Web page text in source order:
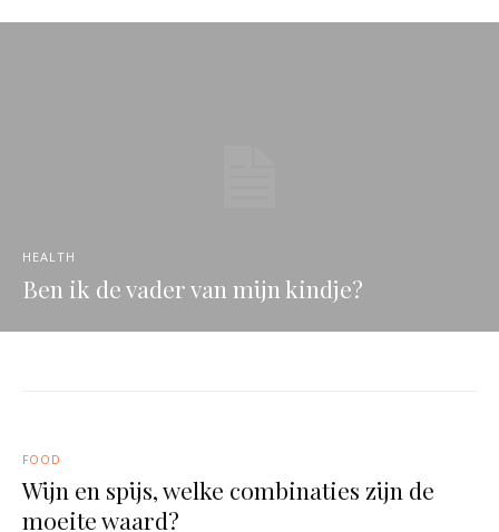
HEALTH
Ben ik de vader van mijn kindje?
FOOD
Wijn en spijs, welke combinaties zijn de
moeite waard?